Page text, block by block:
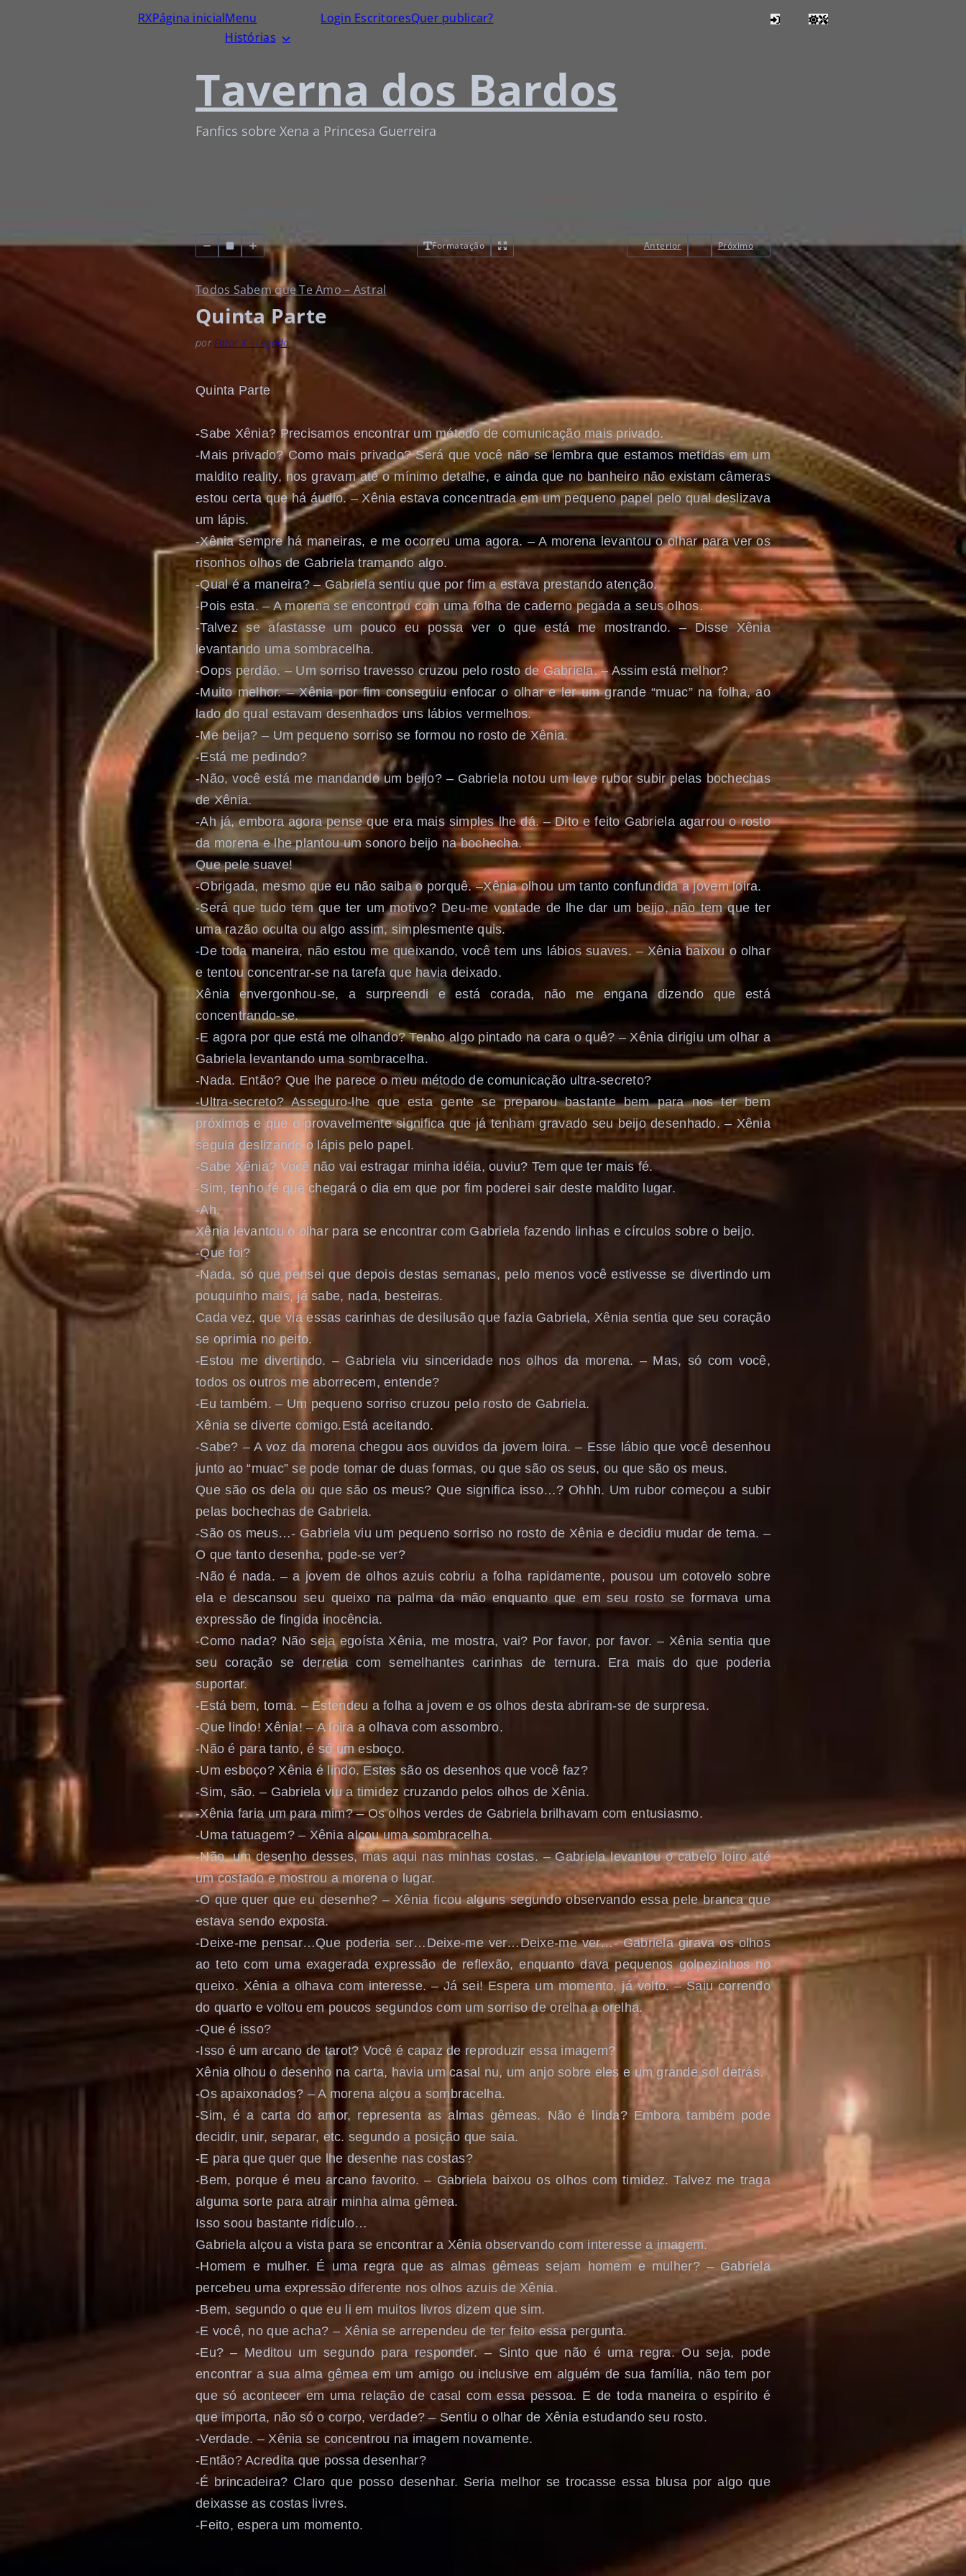
RXPágina inicialMenu
Histórias
Login EscritoresQuer publicar?
Taverna dos Bardos
Fanfics sobre Xena a Princesa Guerreira
Formatação Anterior Próximo
Todos Sabem que Te Amo – Astral
Quinta Parte
porFator X - Legado
Quinta Parte
-Sabe Xênia? Precisamos encontrar um método de comunicação mais privado.
-Mais privado? Como mais privado? Será que você não se lembra que estamos metidas em um
maldito reality, nos gravam até o mínimo detalhe, e ainda que no banheiro não existam câmeras
estou certa que há áudio. – Xênia estava concentrada em um pequeno papel pelo qual deslizava
um lápis.
-Xênia sempre há maneiras, e me ocorreu uma agora. – A morena levantou o olhar para ver os
risonhos olhos de Gabriela tramando algo.
-Qual é a maneira? – Gabriela sentiu que por fim a estava prestando atenção.
-Pois esta. – A morena se encontrou com uma folha de caderno pegada a seus olhos.
-Talvez se afastasse um pouco eu possa ver o que está me mostrando. – Disse Xênia
levantando uma sombracelha.
-Oops perdão. – Um sorriso travesso cruzou pelo rosto de Gabriela. – Assim está melhor?
-Muito melhor. – Xênia por fim conseguiu enfocar o olhar e ler um grande “muac” na folha, ao
lado do qual estavam desenhados uns lábios vermelhos.
-Me beija? – Um pequeno sorriso se formou no rosto de Xênia.
-Está me pedindo?
-Não, você está me mandando um beijo? – Gabriela notou um leve rubor subir pelas bochechas
de Xênia.
-Ah já, embora agora pense que era mais simples lhe dá. – Dito e feito Gabriela agarrou o rosto
da morena e lhe plantou um sonoro beijo na bochecha.
Que pele suave!
-Obrigada, mesmo que eu não saiba o porquê. –Xênia olhou um tanto confundida a jovem loira.
-Será que tudo tem que ter um motivo? Deu-me vontade de lhe dar um beijo, não tem que ter
uma razão oculta ou algo assim, simplesmente quis.
-De toda maneira, não estou me queixando, você tem uns lábios suaves. – Xênia baixou o olhar
e tentou concentrar-se na tarefa que havia deixado.
Xênia envergonhou-se, a surpreendi e está corada, não me engana dizendo que está
concentrando-se.
-E agora por que está me olhando? Tenho algo pintado na cara o quê? – Xênia dirigiu um olhar a
Gabriela levantando uma sombracelha.
-Nada. Então? Que lhe parece o meu método de comunicação ultra-secreto?
-Ultra-secreto? Asseguro-lhe que esta gente se preparou bastante bem para nos ter bem
próximos e que o provavelmente significa que já tenham gravado seu beijo desenhado. – Xênia
seguia deslizando o lápis pelo papel.
-Sabe Xênia? Você não vai estragar minha idéia, ouviu? Tem que ter mais fé.
-Sim, tenho fé que chegará o dia em que por fim poderei sair deste maldito lugar.
-Ah.
Xênia levantou o olhar para se encontrar com Gabriela fazendo linhas e círculos sobre o beijo.
-Que foi?
-Nada, só que pensei que depois destas semanas, pelo menos você estivesse se divertindo um
pouquinho mais, já sabe, nada, besteiras.
Cada vez, que via essas carinhas de desilusão que fazia Gabriela, Xênia sentia que seu coração
se oprimia no peito.
-Estou me divertindo. – Gabriela viu sinceridade nos olhos da morena. – Mas, só com você,
todos os outros me aborrecem, entende?
-Eu também. – Um pequeno sorriso cruzou pelo rosto de Gabriela.
Xênia se diverte comigo.Está aceitando.
-Sabe? – A voz da morena chegou aos ouvidos da jovem loira. – Esse lábio que você desenhou
junto ao “muac” se pode tomar de duas formas, ou que são os seus, ou que são os meus.
Que são os dela ou que são os meus? Que significa isso…? Ohhh. Um rubor começou a subir
pelas bochechas de Gabriela.
-São os meus…- Gabriela viu um pequeno sorriso no rosto de Xênia e decidiu mudar de tema. –
O que tanto desenha, pode-se ver?
-Não é nada. – a jovem de olhos azuis cobriu a folha rapidamente, pousou um cotovelo sobre
ela e descansou seu queixo na palma da mão enquanto que em seu rosto se formava uma
expressão de fingida inocência.
-Como nada? Não seja egoísta Xênia, me mostra, vai? Por favor, por favor. – Xênia sentia que
seu coração se derretia com semelhantes carinhas de ternura. Era mais do que poderia
suportar.
-Está bem, toma. – Estendeu a folha a jovem e os olhos desta abriram-se de surpresa.
-Que lindo! Xênia! – A loira a olhava com assombro.
-Não é para tanto, é só um esboço.
-Um esboço? Xênia é lindo. Estes são os desenhos que você faz?
-Sim, são. – Gabriela viu a timidez cruzando pelos olhos de Xênia.
-Xênia faria um para mim? – Os olhos verdes de Gabriela brilhavam com entusiasmo.
-Uma tatuagem? – Xênia alçou uma sombracelha.
-Não, um desenho desses, mas aqui nas minhas costas. – Gabriela levantou o cabelo loiro até
um costado e mostrou a morena o lugar.
-O que quer que eu desenhe? – Xênia ficou alguns segundo observando essa pele branca que
estava sendo exposta.
-Deixe-me pensar…Que poderia ser…Deixe-me ver…Deixe-me ver…- Gabriela girava os olhos
ao teto com uma exagerada expressão de reflexão, enquanto dava pequenos golpezinhos no
queixo. Xênia a olhava com interesse. – Já sei! Espera um momento, já volto. – Saiu correndo
do quarto e voltou em poucos segundos com um sorriso de orelha a orelha.
-Que é isso?
-Isso é um arcano de tarot? Você é capaz de reproduzir essa imagem?
Xênia olhou o desenho na carta, havia um casal nu, um anjo sobre eles e um grande sol detrás.
-Os apaixonados? – A morena alçou a sombracelha.
-Sim, é a carta do amor, representa as almas gêmeas. Não é linda? Embora também pode
decidir, unir, separar, etc. segundo a posição que saia.
-E para que quer que lhe desenhe nas costas?
-Bem, porque é meu arcano favorito. – Gabriela baixou os olhos com timidez. Talvez me traga
alguma sorte para atrair minha alma gêmea.
Isso soou bastante ridículo…
Gabriela alçou a vista para se encontrar a Xênia observando com interesse a imagem.
-Homem e mulher. É uma regra que as almas gêmeas sejam homem e mulher? – Gabriela
percebeu uma expressão diferente nos olhos azuis de Xênia.
-Bem, segundo o que eu li em muitos livros dizem que sim.
-E você, no que acha? – Xênia se arrependeu de ter feito essa pergunta.
-Eu? – Meditou um segundo para responder. – Sinto que não é uma regra. Ou seja, pode
encontrar a sua alma gêmea em um amigo ou inclusive em alguém de sua família, não tem por
que só acontecer em uma relação de casal com essa pessoa. E de toda maneira o espírito é
que importa, não só o corpo, verdade? – Sentiu o olhar de Xênia estudando seu rosto.
-Verdade. – Xênia se concentrou na imagem novamente.
-Então? Acredita que possa desenhar?
-É brincadeira? Claro que posso desenhar. Seria melhor se trocasse essa blusa por algo que
deixasse as costas livres.
-Feito, espera um momento.